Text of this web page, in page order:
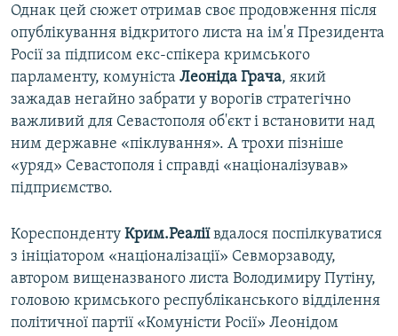
Однак цей сюжет отримав своє продовження після
опублікування відкритого листа на ім'я Президента
Росії за підписом екс-спікера кримського
парламенту, комуніста Леоніда Грача, який
зажадав негайно забрати у ворогів стратегічно
важливий для Севастополя об'єкт і встановити над
ним державне «піклування». А трохи пізніше
«уряд» Севастополя і справді «націоналізував»
підприємство.
Кореспонденту Крим.Реаліївдалося поспілкуватися
з ініціатором «націоналізації» Севморзаводу,
автором вищеназваного листа Володимиру Путіну,
головою кримського республіканського відділення
політичної партії «Комуністи Росії» Леонідом